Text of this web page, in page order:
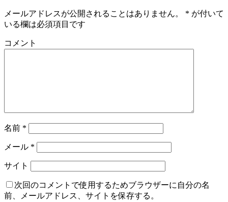
メールアドレスが公開されることはありません。 * が付いて
いる欄は必須項目です
コメント
名前 *
メール *
サイト
次回のコメントで使用するためブラウザーに自分の名
前、メールアドレス、サイトを保存する。